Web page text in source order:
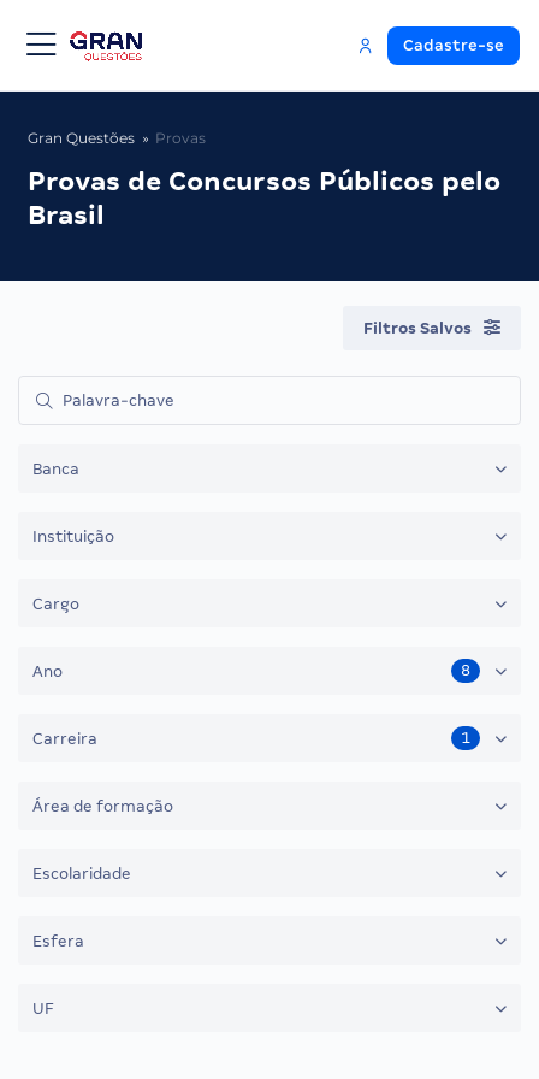
Cadastre-se
Gran Questões Provas
Provas de Concursos Públicos pelo
Brasil
Filtros Salvos
Banca
Instituição
Cargo
Ano 8
Carreira 1
Área de formação
Escolaridade
Esfera
UF